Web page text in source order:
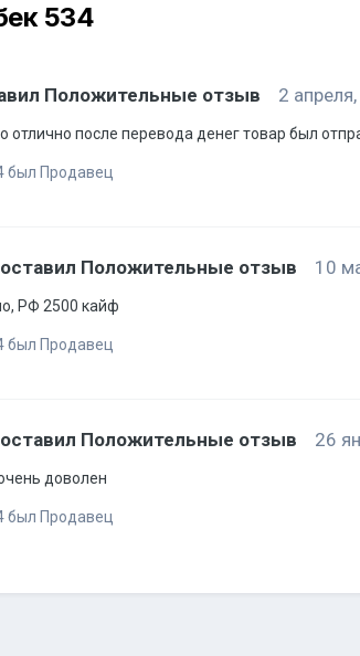
534
Положительные отзыв 2
отлично после перевода денег товар был
был Продавец
Положительные отзыв 10
РФ 2500 кайф
был Продавец
Положительные отзыв 26
доволен
был Продавец